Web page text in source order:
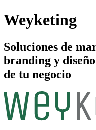
Weyketing
Soluciones de
branding y
de tu negocio